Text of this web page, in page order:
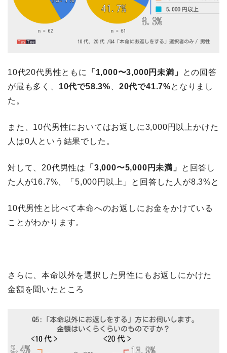
10代20代男性ともに 「1,000〜3,000円未満」
との回答
が最も多く、 10代で58.3%、 20代で41.7%となりまし
た。
また、10代男性においてはお返しに3,000円以上かけた
人は0人という結果でした。
対して、20代男性は 「3,000〜5,000円未満」
と回答し
た人が16.7%、「5,000円以上」と回答した人が8.3%と
10代男性と比べて本命へのお返しにお金をかけている
ことがわかります。
さらに、本命以外を選択した男性にもお返しにかけた
金額を聞いたところ